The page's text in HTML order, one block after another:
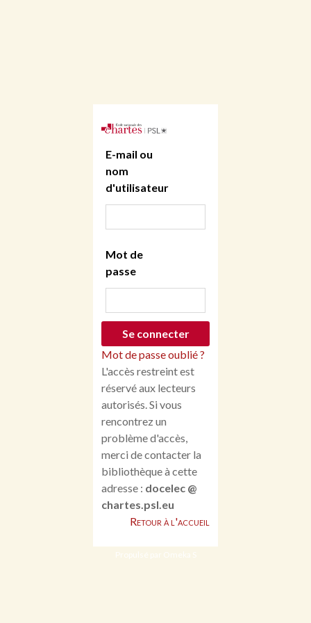
E-mail ou
nom
d'utilisateur
Mot de
passe
Mot de passe oublié ?
L'accès restreint est
réservé aux lecteurs
autorisés. Si vous
rencontrez un
problème d'accès,
merci de contacter la
bibliothèque à cette
adresse : docelec @
chartes.psl.eu
Retour à l'accueil
Propulsé par Omeka S